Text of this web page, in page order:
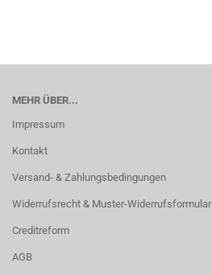
MEHR ÜBER...
Impressum
Kontakt
Versand- & Zahlungsbedingungen
Widerrufsrecht & Muster-Widerrufsformular
Creditreform
AGB